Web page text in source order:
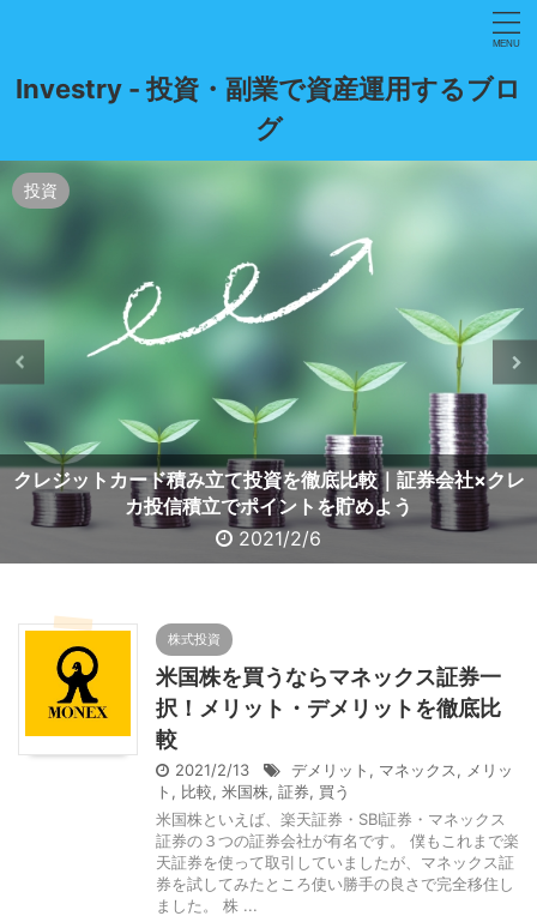
Investry - 投資・副業で資産運用するブロ
グ
株式投資
米国株を買うならマネックス証券一択！メリット・デメリ
ットを徹底比較
2021/2/13
投資
クレジットカード積み立て投資を徹底比較｜証券会社×クレ
カ投信積立でポイントを貯めよう
2021/2/6
投資
積立NISA(ニーサ)はどの証券会社がお得？楽天証券×楽天
カードは本当に最強？
2021/1/3
格安SIM
【年15万円お得】今すぐ楽天モバイルに乗り換えるべき２
つの理由｜5G料金プラン「Rakuten UN-LIMIT V」がキャ
ンペーンで1年無料！
2021/1/2
貯金・貯蓄
貯金して家計管理・蓄財するなら「マネーフォワードME」
一択！家計簿アプリで収入と支出を見える化するメリッ
ト・デメリットとは
2020/8/1
投資
【資産運用の手引き】給付金10万円は貯金ではなく投資
へ！投資初心者でもおすすめの投資先をリスク・リターン
別に紹介
2020/7/25
投資
投資家マストアイテム！Apple Watchの通知機能
×TradingViewのアラート設定でチャート張り付きから解
放！
2020/5/24
保険
「終身医療保険」への加入を決断｜入院費を補償される安
心感
2020/7/18
株式投資
【7年愛用】楽天証券のメリット・デメリットを投資家目線
で解説｜楽天ポイント投資・ポイント還元・積立NISAが高
評判！
2020/7/25
株式投資
WealthNavi for ネオモバと本家ウェルスナビの違い・メリ
ット・デメリット｜投資方法の違いによるオススメとは
2020/2/24
株式投資
米国株を買うならマネックス証券一
択！メリット・デメリットを徹底比
較
2021/2/13 デメリット , マネックス, メリッ
ト , 比較, 米国株, 証券, 買う
米国株といえば、楽天証券・SBI証券・マネックス
証券の３つの証券会社が有名です。 僕もこれまで楽
天証券を使って取引していましたが、マネックス証
券を試してみたところ使い勝手の良さで完全移住し
ました。 株 ...